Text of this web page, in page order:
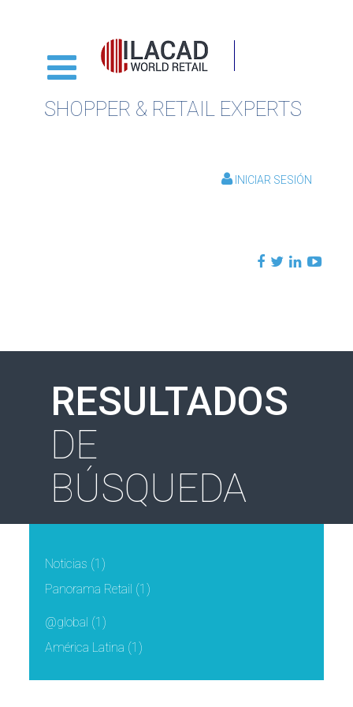
SHOPPER & RETAIL EXPERTS
INICIAR SESIÓN
RESULTADOS
DE
BÚSQUEDA
Noticias (1)
Panorama Retail (1)
@global (1)
América Latina (1)